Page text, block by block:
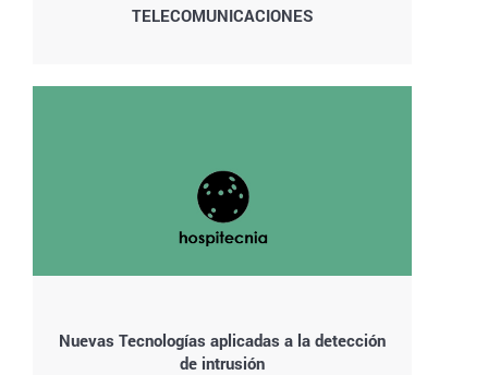
TELECOMUNICACIONES
Nuevas Tecnologías aplicadas a la detección
de intrusión